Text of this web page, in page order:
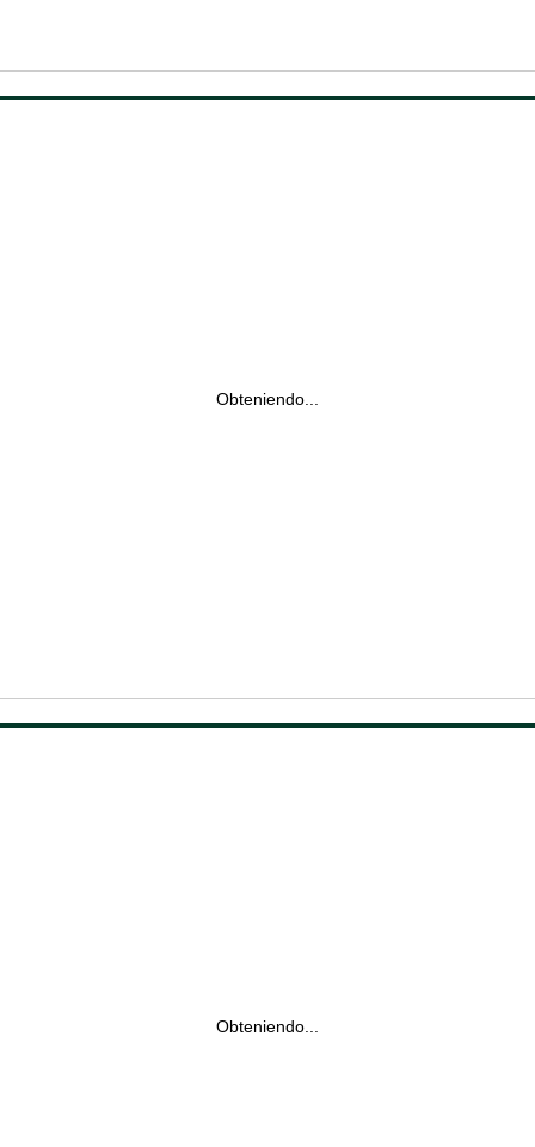
Obteniendo...
Obteniendo...